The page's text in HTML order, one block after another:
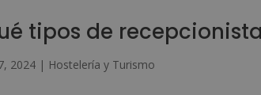
tipos de
2024| Hostelería y Turismo